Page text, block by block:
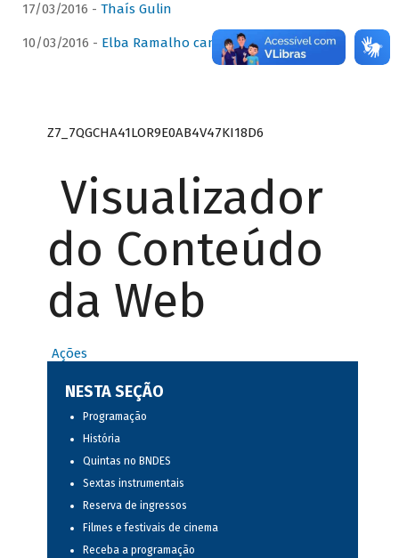
17/03/2016 - Thaís Gulin
10/03/2016 - Elba Ramalho canta Dominguinhos
Z7_7QGCHA41LOR9E0AB4V47KI18D6
Visualizador
do Conteúdo
da Web
Ações
NESTA SEÇÃO
Programação
História
Quintas no BNDES
Sextas instrumentais
Reserva de ingressos
Filmes e festivais de cinema
Receba a programação